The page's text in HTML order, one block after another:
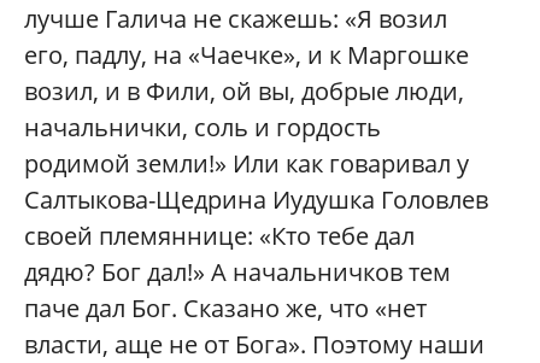
лучше Галича не скажешь: «Я возил
его, падлу, на «Чаечке», и к Маргошке
возил, и в Фили, ой вы, добрые люди,
начальнички, соль и гордость
родимой земли!» Или как говаривал у
Салтыкова-Щедрина Иудушка Головлев
своей племяннице: «Кто тебе дал
дядю? Бог дал!» А начальничков тем
паче дал Бог. Сказано же, что «нет
власти, аще не от Бога». Поэтому наши